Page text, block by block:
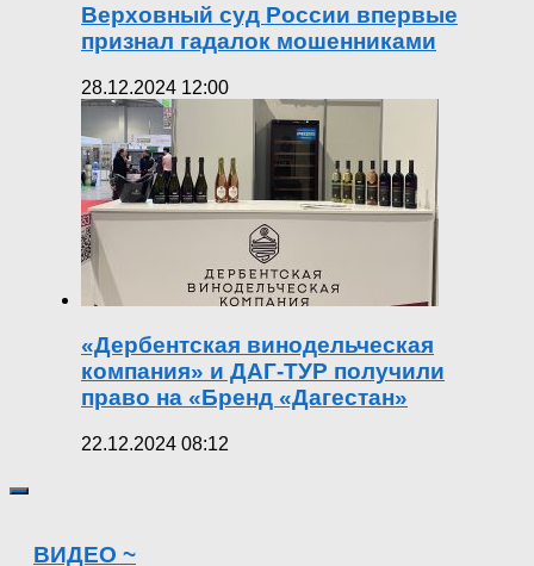
Верховный суд России впервые
признал гадалок мошенниками
28.12.2024 12:00
«Дербентская винодельческая
компания» и ДАГ-ТУР получили
право на «Бренд «Дагестан»
22.12.2024 08:12
ВИДЕО ~